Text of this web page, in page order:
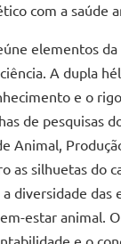
com a saúde
elementos
A dupla
e o
de pesquisas
Animal,
as silhuetas do
diversidade das
estar animal.